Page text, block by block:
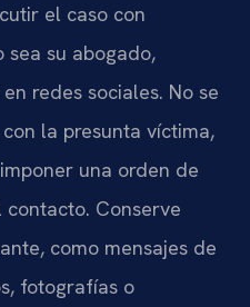
el caso con
su abogado,
redes sociales. No se
la presunta víctima,
una orden de
Conserve
como mensajes de
fotografías o